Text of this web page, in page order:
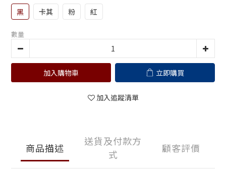
黑 卡其 粉 紅
數量
加入購物車 立即購買
加入追蹤清單
商品描述
送貨及付款方
式
顧客評價